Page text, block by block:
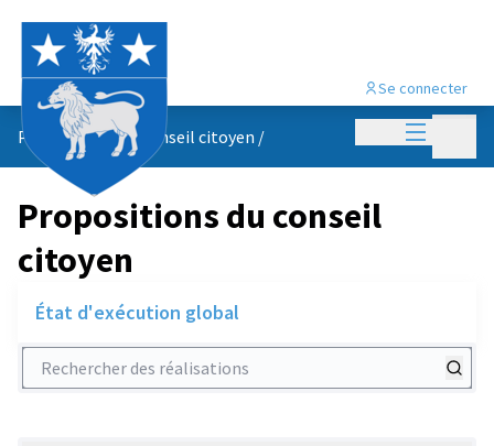
Menu
Se connecter
Propositions du conseil citoyen /
Propositions du conseil
citoyen
État d'exécution global
Rechercher des réalisations